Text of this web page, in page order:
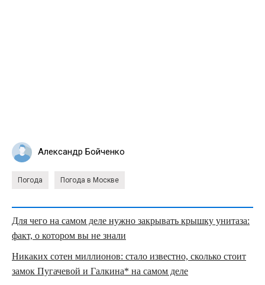
Александр Бойченко
Погода Погода в Москве
Для чего на самом деле нужно закрывать крышку унитаза:
факт, о котором вы не знали
Никаких сотен миллионов: стало известно, сколько стоит
замок Пугачевой и Галкина* на самом деле